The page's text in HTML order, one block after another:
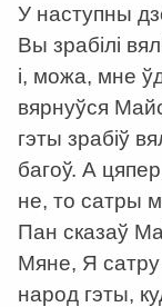
У наступны
Вы зрабілі
і, можа, мне
вярнуўся
гэты зрабіў
багоў. А
не, то сатры
Пан сказаў
Мяне, Я сатру
народ гэты,